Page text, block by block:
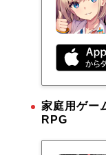
家庭用ゲー
RPG